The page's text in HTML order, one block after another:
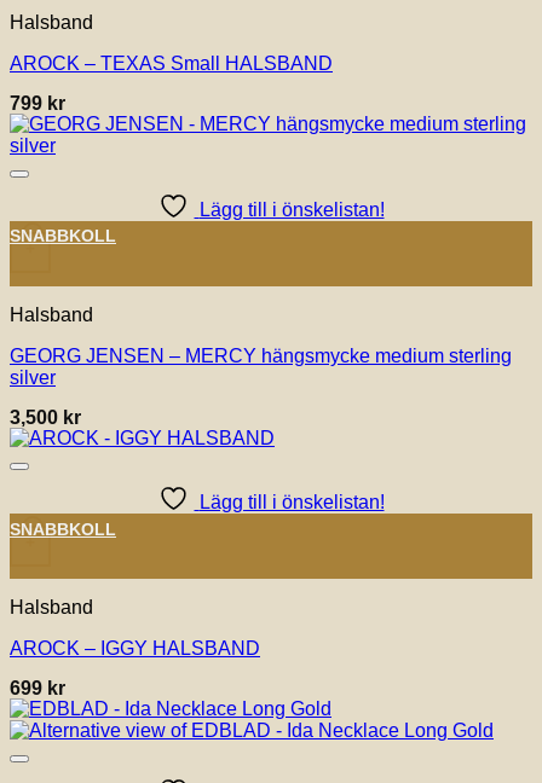
Halsband
AROCK – TEXAS Small HALSBAND
799 kr
Lägg till i önskelistan!
+
SNABBKOLL
Halsband
GEORG JENSEN – MERCY hängsmycke medium sterling
silver
3,500 kr
Lägg till i önskelistan!
+
SNABBKOLL
Halsband
AROCK – IGGY HALSBAND
699 kr